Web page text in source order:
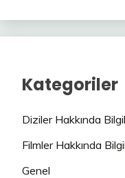
Kategoriler
Diziler Hakkında
Filmler Hakkında
Genel